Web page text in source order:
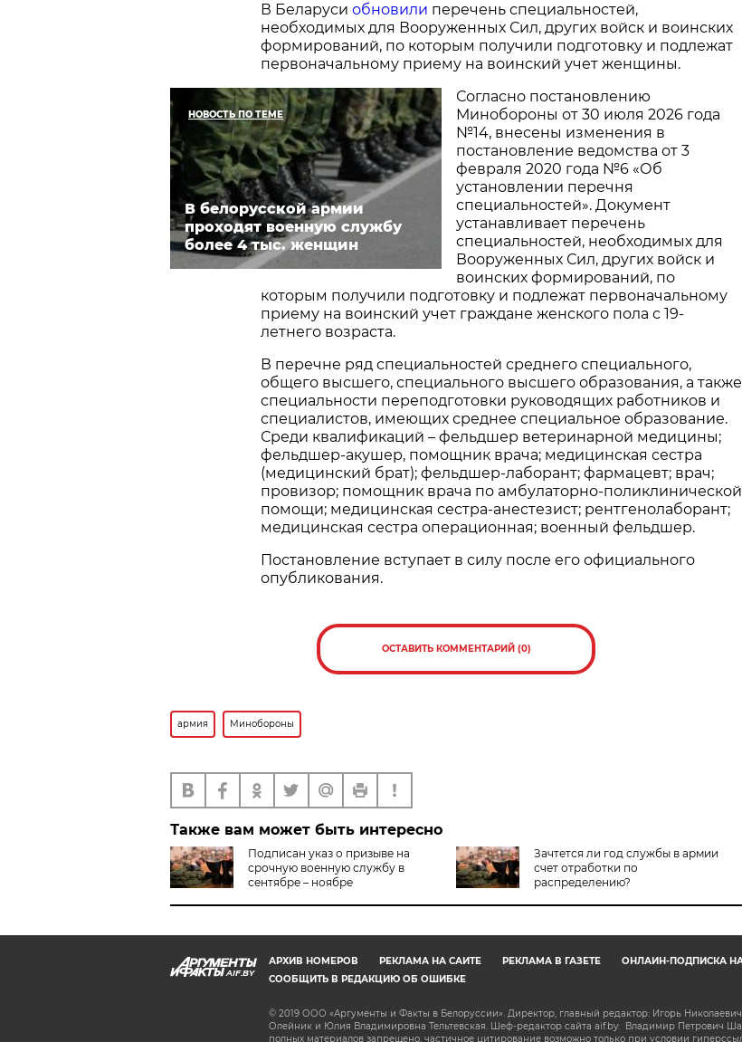
В Беларуси обновили перечень специальностей,
необходимых для Вооруженных Сил, других войск и воинских
формирований, по которым получили подготовку и подлежат
первоначальному приему на воинский учет женщины.
НОВОСТЬ ПО ТЕМЕ
В белорусской армии
проходят военную службу
более 4 тыс. женщин
Согласно постановлению
Минобороны от 30 июля 2026 года
№14, внесены изменения в
постановление ведомства от 3
февраля 2020 года №6 «Об
установлении перечня
специальностей». Документ
устанавливает перечень
специальностей, необходимых для
Вооруженных Сил, других войск и
воинских формирований, по
которым получили подготовку и подлежат первоначальному
приему на воинский учет граждане женского пола с 19-
летнего возраста.
В перечне ряд специальностей среднего специального,
общего высшего, специального высшего образования, а также
специальности переподготовки руководящих работников и
специалистов, имеющих среднее специальное образование.
Среди квалификаций – фельдшер ветеринарной медицины;
фельдшер-акушер, помощник врача; медицинская сестра
(медицинский брат); фельдшер-лаборант; фармацевт; врач;
провизор; помощник врача по амбулаторно-поликлинической
помощи; медицинская сестра-анестезист; рентгенолаборант;
медицинская сестра операционная; военный фельдшер.
Постановление вступает в силу после его официального
опубликования.
ОСТАВИТЬ КОММЕНТАРИЙ (0)
армия Минобороны
Также вам может быть интересно
Подписан указ о призыве на
срочную военную службу в
сентябре – ноябре
Зачтется ли год службы в армии
счет отработки по
распределению?
AIF.BY
АРХИВ НОМЕРОВ РЕКЛАМА НА САЙТЕ РЕКЛАМА В ГАЗЕТЕ
ОНЛАЙН-ПОДПИСКА
СООБЩИТЬ В РЕДАКЦИЮ ОБ ОШИБКЕ
© 2019 ООО «Аргументы и Факты в Белоруссии». Директор, главный редактор: Игорь
Олейник и Юлия Владимировна Тельтевская. Шеф-редактор сайта aif.by: Владимир Петрович
полных материалов запрещено, частичное цитирование возможно только при условии